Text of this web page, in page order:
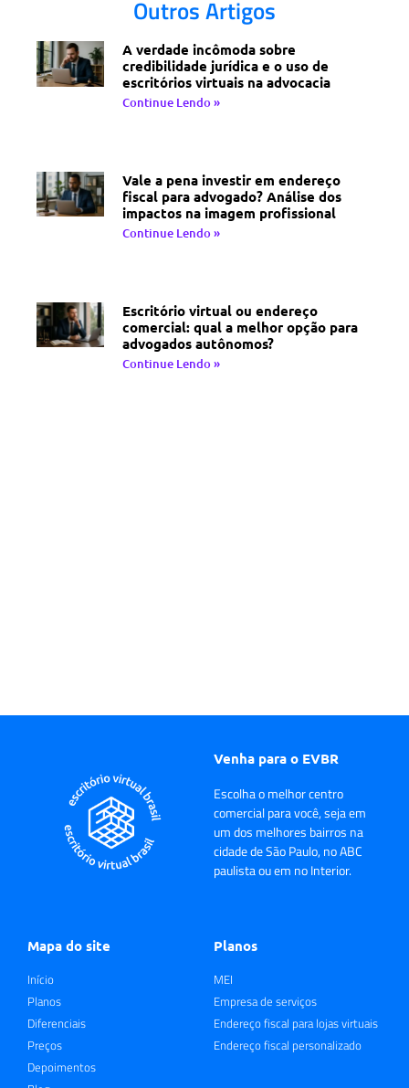
Outros Artigos
A verdade incômoda sobre
credibilidade jurídica e o uso de
escritórios virtuais na advocacia
Continue Lendo »
Vale a pena investir em endereço
fiscal para advogado? Análise dos
impactos na imagem profissional
Continue Lendo »
Escritório virtual ou endereço
comercial: qual a melhor opção para
advogados autônomos?
Continue Lendo »
Venha para o EVBR
Escolha o melhor centro
comercial para você, seja em
um dos melhores bairros na
cidade de São Paulo, no ABC
paulista ou em no Interior.
Mapa do site
Início
Planos
Diferenciais
Preços
Depoimentos
Planos
MEI
Empresa de serviços
Endereço fiscal para lojas virtuais
Endereço fiscal personalizado